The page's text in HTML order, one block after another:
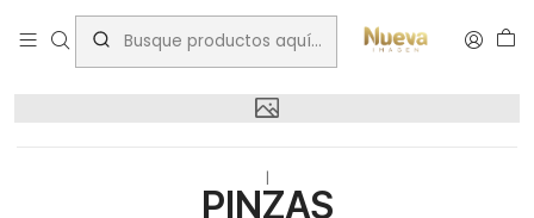
Inicio bsale PINZAS
|
PINZAS